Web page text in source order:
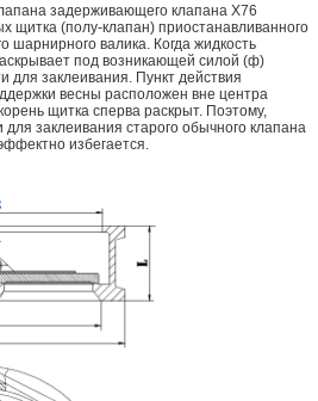
задерживающего клапана Х76
щитка (полу-клапан) приостанавливанного
шарнирного валика. Когда жидкость
под возникающей силой (ф)
для заклеивания. Пункт действия
весны расположен вне центра
щитка сперва раскрыт. Поэтому,
заклеивания старого обычного клапана
избегается.